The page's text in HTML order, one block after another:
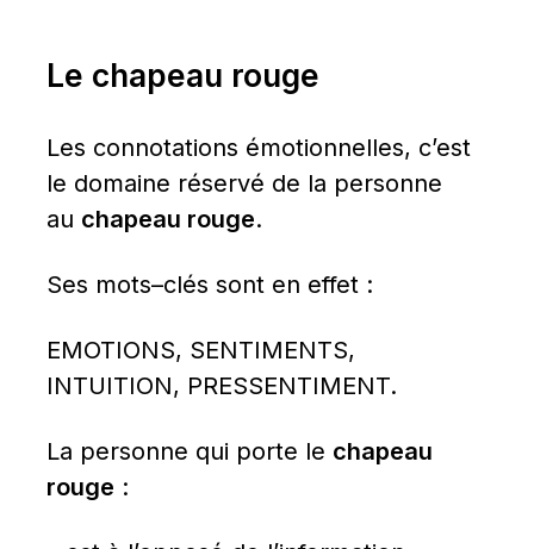
Le chapeau rouge
Les connotations émotionnelles, c’est
le domaine réservé de la personne
au chapeau rouge.
Ses mots–clés sont en effet :
EMOTIONS, SENTIMENTS,
INTUITION, PRESSENTIMENT.
La personne qui porte le chapeau
rouge :